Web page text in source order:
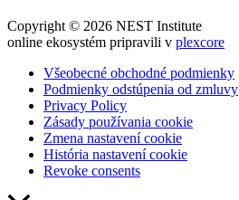
Copyright © 2026 NEST Institute
online ekosystém pripravili v plexcore
Všeobecné obchodné podmienky
Podmienky odstúpenia od zmluvy
Privacy Policy
Zásady používania cookie
Zmena nastavení cookie
História nastavení cookie
Revoke consents